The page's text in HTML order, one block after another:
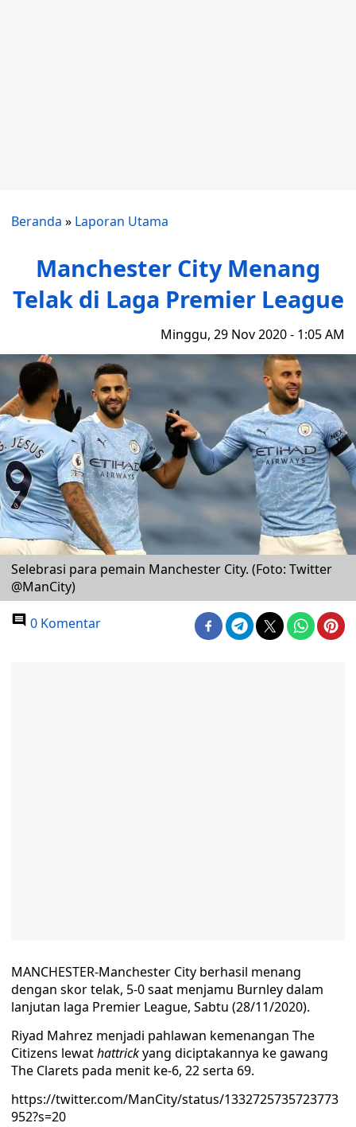
Beranda » Laporan Utama
Manchester City Menang
Telak di Laga Premier League
Minggu, 29 Nov 2020 - 1:05 AM
Selebrasi para pemain Manchester City. (Foto: Twitter
@ManCity)
0 Komentar
MANCHESTER-Manchester City berhasil menang
dengan skor telak, 5-0 saat menjamu Burnley dalam
lanjutan laga Premier League, Sabtu (28/11/2020).
Riyad Mahrez menjadi pahlawan kemenangan The
Citizens lewathattrickyang diciptakannya ke gawang
The Clarets pada menit ke-6, 22 serta 69.
https://twitter.com/ManCity/status/1332725735723773
952?s=20